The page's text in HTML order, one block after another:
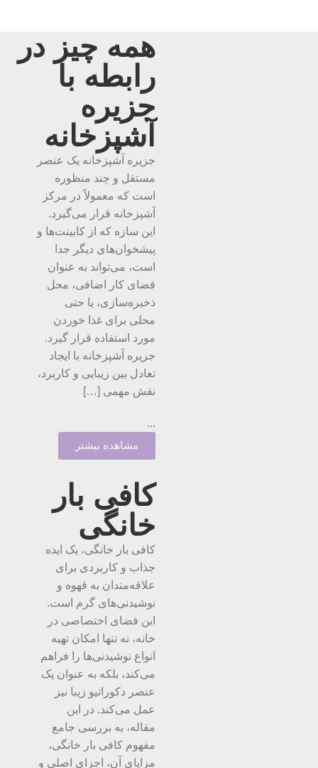
همه چیز در
رابطه با
جزیره
آشپزخانه
جزیره آشپزخانه یک عنصر
مستقل و چند منظوره
است که معمولاً در مرکز
آشپزخانه قرار می‌گیرد.
این سازه که از کابینت‌ها و
پیشخوان‌های دیگر جدا
است، می‌تواند به عنوان
فضای کار اضافی، محل
ذخیره‌سازی، یا حتی
محلی برای غذا خوردن
مورد استفاده قرار گیرد.
جزیره آشپزخانه با ایجاد
تعادل بین زیبایی و کاربرد،
نقش مهمی […]
...
مشاهده بیشتر
کافی بار
خانگی
کافی بار خانگی، یک ایده
جذاب و کاربردی برای
علاقه‌مندان به قهوه و
نوشیدنی‌های گرم است.
این فضای اختصاصی در
خانه، نه تنها امکان تهیه
انواع نوشیدنی‌ها را فراهم
می‌کند، بلکه به عنوان یک
عنصر دکوراتیو زیبا نیز
عمل می‌کند. در این
مقاله، به بررسی جامع
مفهوم کافی بار خانگی،
مزایای آن، اجزای اصلی و